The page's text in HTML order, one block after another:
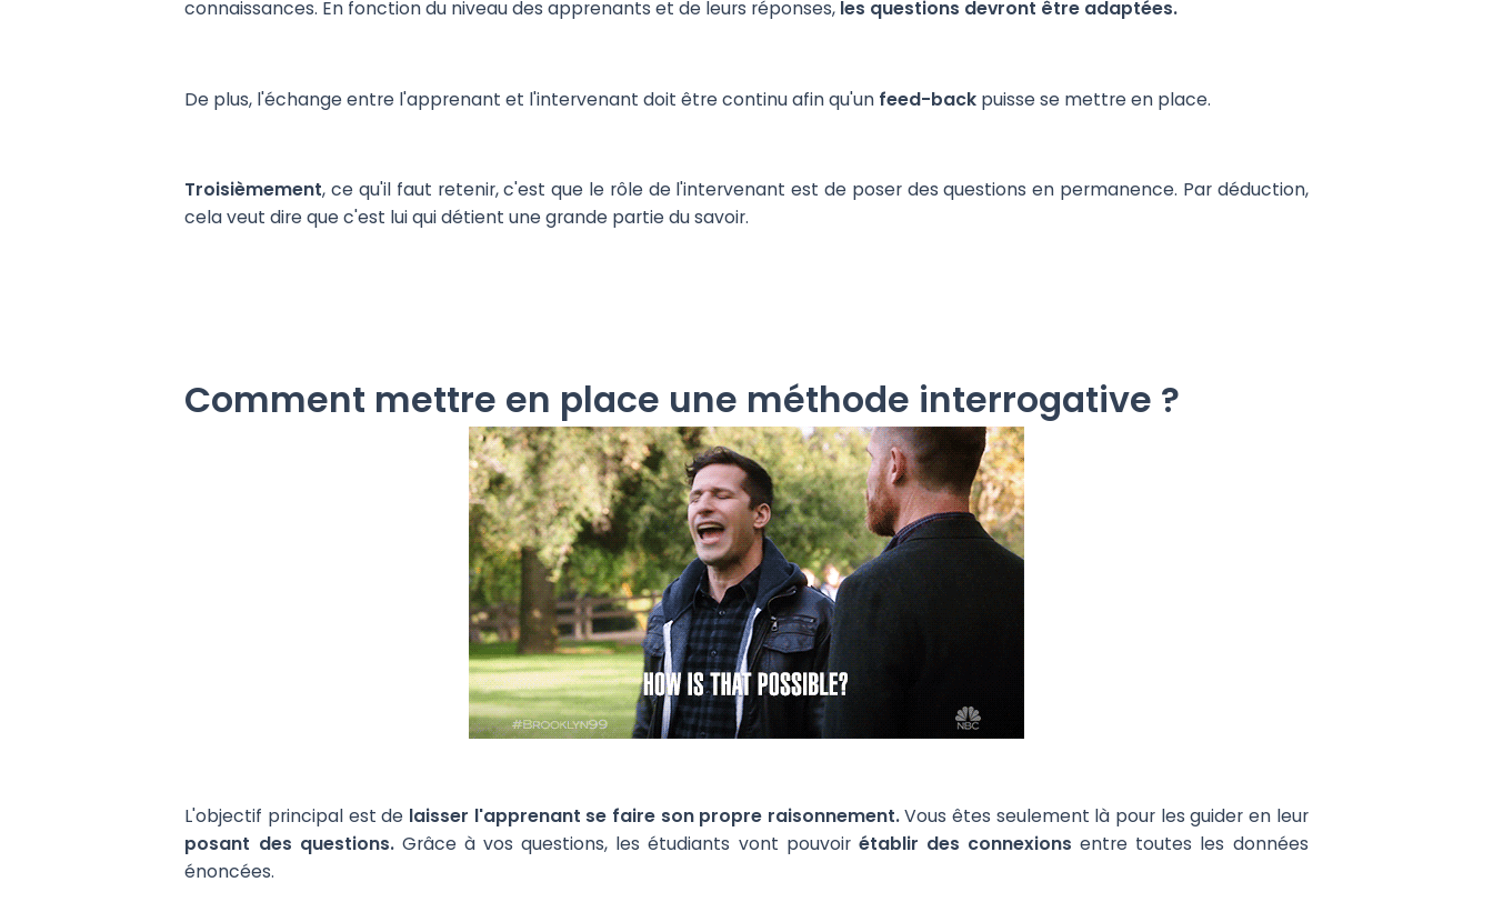
connaissances. En fonction du niveau des apprenants et de leurs réponses, les questions devront être adaptées.
De plus, l'échange entre l'apprenant et l'intervenant doit être continu afin qu'un feed-back puisse se mettre en place.
Troisièmement, ce qu'il faut retenir, c'est que le rôle de l'intervenant est de poser des questions en permanence. Par déduction,
cela veut dire que c'est lui qui détient une grande partie du savoir.
Comment mettre en place une méthode interrogative ?
L'objectif principal est de laisser l'apprenant se faire son propre raisonnement.Vous êtes seulement là pour les guider en leur
posant des questions.Grâce à vos questions, les étudiants vont pouvoir établir des connexionsentre toutes les données
énoncées.